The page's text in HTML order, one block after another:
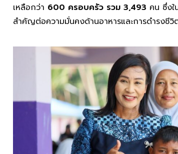
เหลือกว่า 600 ครอบครัว รวม 3,493 คน ซึ่งใ
สำคัญต่อความมั่นคงด้านอาหารและการดำรงชี